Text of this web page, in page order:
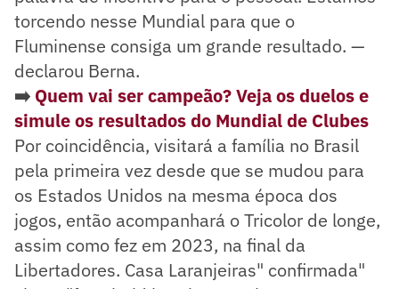
torcendo nesse Mundial para que o
Fluminense consiga um grande resultado. —
declarou Berna.
➡️ Quem vai ser campeão? Veja os duelos e
simule os resultados do Mundial de Clubes
Por coincidência, visitará a família no Brasil
pela primeira vez desde que se mudou para
os Estados Unidos na mesma época dos
jogos, então acompanhará o Tricolor de longe,
assim como fez em 2023, na final da
Libertadores. Casa Laranjeiras" confirmada"